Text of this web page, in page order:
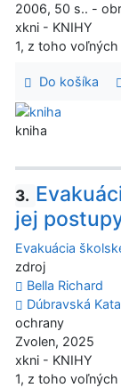
2006, 50 s.. -
xkni - KNIHY
1, z toho voľných
Do košíka
kniha
3.
jej
Evakuácia
zdroj
Bella Richard
Dúbravská
ochrany
Zvolen, 2025
xkni - KNIHY
1, z toho voľných